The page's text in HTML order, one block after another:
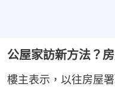
公屋家訪新方法？
樓主表示，以往房屋